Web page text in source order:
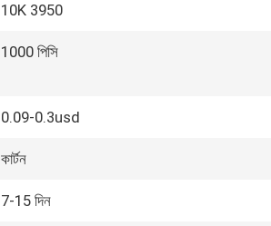
10K 3950
1000 পিসি
0.09-0.3usd
কার্টন
7-15 দিন